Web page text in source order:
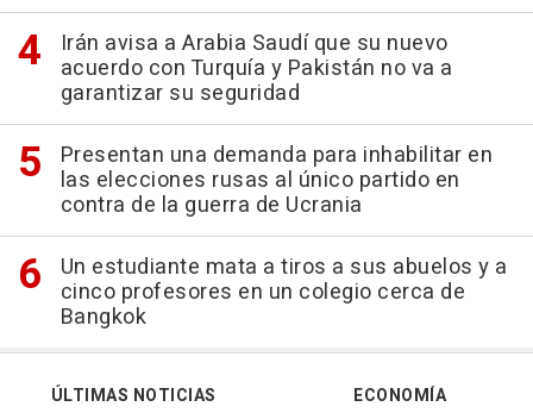
Irán avisa a Arabia Saudí que su nuevo
acuerdo con Turquía y Pakistán no va a
garantizar su seguridad
Presentan una demanda para inhabilitar en
las elecciones rusas al único partido en
contra de la guerra de Ucrania
Un estudiante mata a tiros a sus abuelos y a
cinco profesores en un colegio cerca de
Bangkok
ÚLTIMAS NOTICIAS
ECONOMÍA